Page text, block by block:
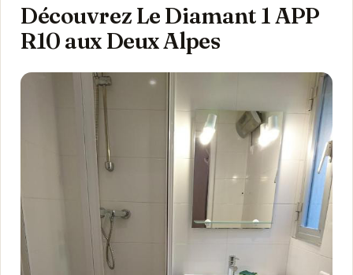
Découvrez Le Diamant 1 APP
R10 aux Deux Alpes